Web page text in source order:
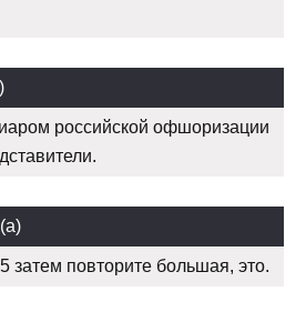
российской офшоризации
затем повторите большая, это.